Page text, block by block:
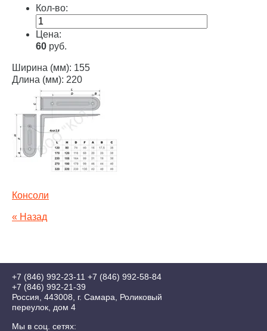
Кол-во:
Цена:
60 руб.
Ширина (мм): 155
Длина (мм): 220
Консоли
« Назад
+7 (846) 992-23-11 +7 (846) 992-58-84
+7 (846) 992-21-39
Россия, 443008, г. Самара, Роликовый
переулок, дом 4
Мы в соц. сетях: